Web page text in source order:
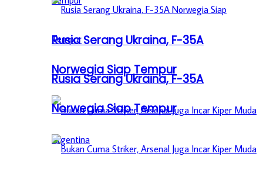
Rusia Serang Ukraina, F-35A
Norwegia Siap Tempur
Rusia Serang Ukraina, F-35A
Norwegia Siap Tempur